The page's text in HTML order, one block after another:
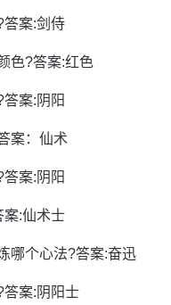
答案:剑侍
色?答案:红色
案:阴阳
案：仙术
案:阴阳
案:仙术士
哪个心法?答案:奋迅
答案:阴阳士